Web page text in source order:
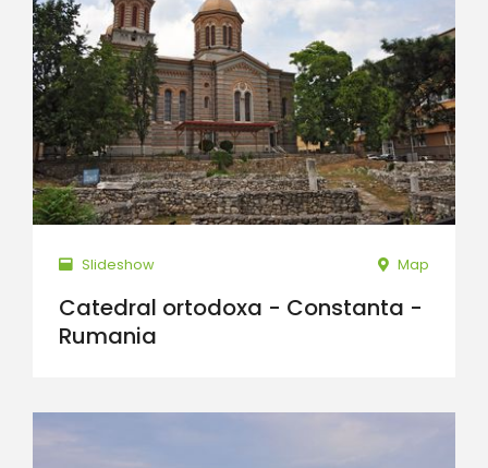
Slideshow Map
Catedral ortodoxa - Constanta -
Rumania